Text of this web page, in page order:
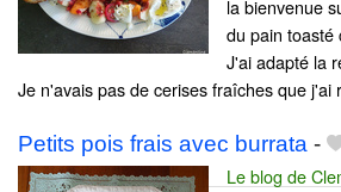
la bienvenue
du pain toasté
J'ai adapté la
Je n'avais pas de cerises fraîches que j'ai
Petits pois frais avec burrata -
Le blog de